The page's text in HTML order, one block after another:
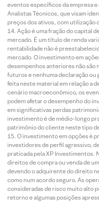
eventos específicos da empresa
Analistas Técnicos, que visam
preços dos ativos, com utilização
Ação é uma fração do capital
mercado. É um título de renda
rentabilidade não é
mercado. O investimento em
desempenhos anteriores não
futuros e nenhuma declaração ou
feita neste material em relação a
cenário macroeconômico, os
podem afetar o desempenho do
em significativas perdas
investimento é de médio-longo
patrimônio do cliente neste tipo
O investimento em opções é
investidores de perfil agressivo,
praticada pela XP Investimentos.
direitos de compra ou venda de
devendo o adquirente do direito
como num acordo seguro. As
consideradas de risco muito alto
retorno e algumas posições